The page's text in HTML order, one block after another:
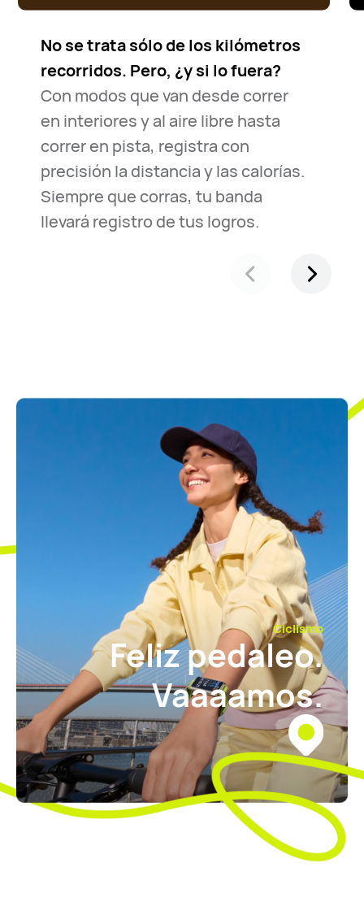
No se trata sólo de los kilómetros
recorridos. Pero, ¿y si lo fuera?
Con modos que van desde correr
en interiores y al aire libre hasta
correr en pista, registra con
precisión la distancia y las calorías.
Siempre que corras, tu banda
llevará registro de tus logros.
Ciclismo
Feliz pedaleo.
Vaaaamos.